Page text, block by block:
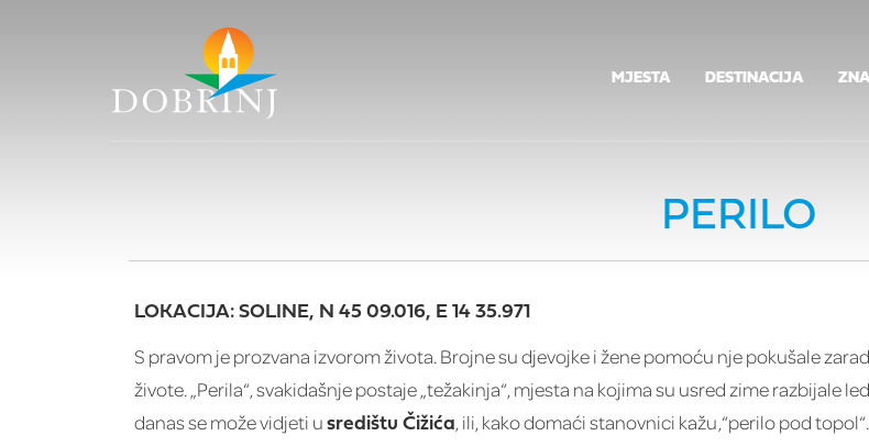
MJESTA DESTINACIJA
PERILO
LOKACIJA: SOLINE, N 45 09.016, E 14 35.971
S pravom je prozvana izvorom života. Brojne su djevojke i žene pomoću nje pokušale
živote. „Perila“, svakidašnje postaje „težakinja“, mjesta na kojima su usred zime razbijale
danas se može vidjeti u središtu Čižića, ili, kako domaći stanovnici kažu,“perilo pod